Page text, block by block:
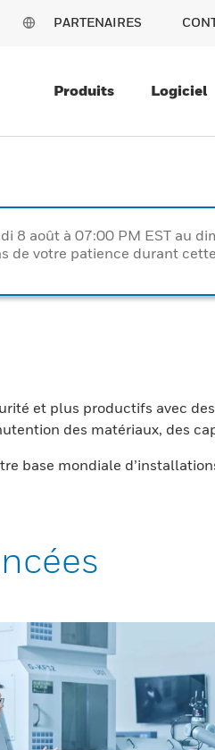
PARTENAIRES
Produits Logiciel
août à 07:00 PM EST au
de votre patience durant
et plus productifs avec
des matériaux, des
base mondiale